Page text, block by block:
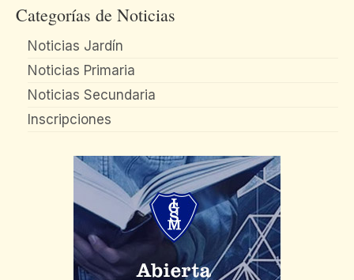
Categorías de Noticias
Noticias Jardín
Noticias Primaria
Noticias Secundaria
Inscripciones